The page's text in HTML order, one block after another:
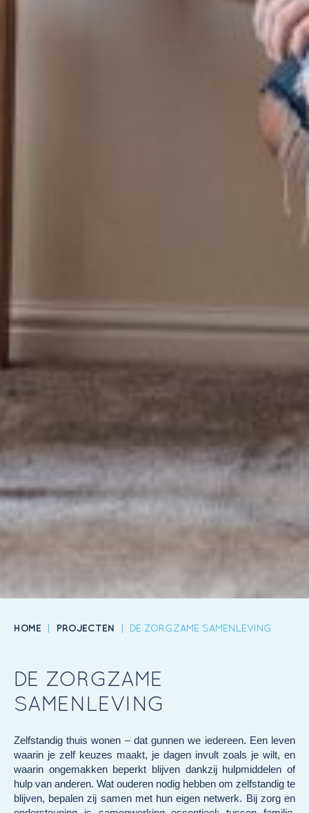
HOME | PROJECTEN | DE ZORGZAME SAMENLEVING
DE ZORGZAME
SAMENLEVING
Zelfstandig thuis wonen – dat gunnen we iedereen. Een leven
waarin je zelf keuzes maakt, je dagen invult zoals je wilt, en
waarin ongemakken beperkt blijven dankzij hulpmiddelen of
hulp van anderen. Wat ouderen nodig hebben om zelfstandig te
blijven, bepalen zij samen met hun eigen netwerk. Bij zorg en